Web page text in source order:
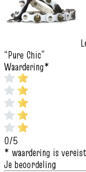
“Pure Chic”
Waardering*
0/5
* waardering is
Je beoordeling